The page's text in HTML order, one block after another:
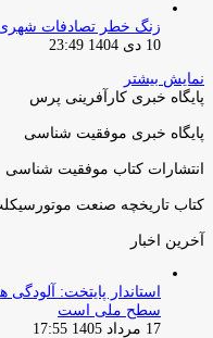
زنگ خطر تصادفات شهری
10 دی 1404 23:49
نمایش بیشتر
پایگاه خبری کارآفرینی پرس
پایگاه خبری موفقیت شناسی
انتشارات کتاب موفقیت شناسی
کتاب تاریخچه صنعت
آخرین اخبار
استاندار پایتخت: آلودگی
سطح ملی است
17 مرداد 1405 17:55